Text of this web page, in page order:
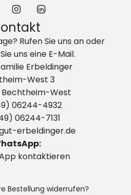
Rufen Sie uns an oder
uns eine E-Mail.
Erbeldinger
West 3
West
06244-4932
06244-7131
erbeldinger.de
kontaktieren
Bestellung widerrufen?